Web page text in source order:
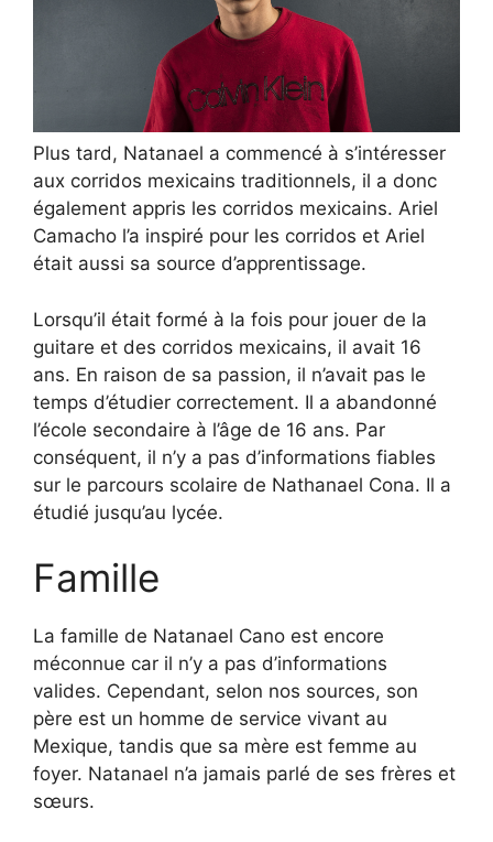
Plus tard, Natanael a commencé à s’intéresser
aux corridos mexicains traditionnels, il a donc
également appris les corridos mexicains. Ariel
Camacho l’a inspiré pour les corridos et Ariel
était aussi sa source d’apprentissage.
Lorsqu’il était formé à la fois pour jouer de la
guitare et des corridos mexicains, il avait 16
ans. En raison de sa passion, il n’avait pas le
temps d’étudier correctement. Il a abandonné
l’école secondaire à l’âge de 16 ans. Par
conséquent, il n’y a pas d’informations fiables
sur le parcours scolaire de Nathanael Cona. Il a
étudié jusqu’au lycée.
Famille
La famille de Natanael Cano est encore
méconnue car il n’y a pas d’informations
valides. Cependant, selon nos sources, son
père est un homme de service vivant au
Mexique, tandis que sa mère est femme au
foyer. Natanael n’a jamais parlé de ses frères et
sœurs.